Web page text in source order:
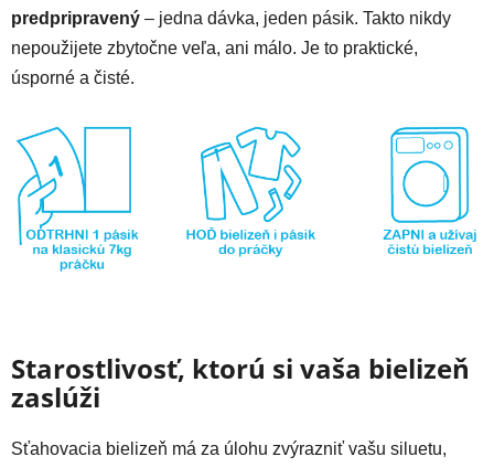
predpripravený – jedna dávka, jeden pásik. Takto nikdy
nepoužijete zbytočne veľa, ani málo. Je to praktické,
úsporné a čisté.
Starostlivosť, ktorú si vaša bielizeň
zaslúži
Sťahovacia bielizeň má za úlohu zvýrazniť vašu siluetu,